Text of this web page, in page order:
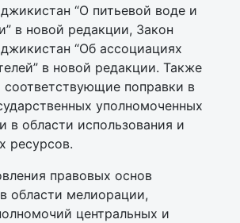
“О питьевой воде и
в новой редакции, Закон
“Об ассоциациях
в новой редакции. Также
соответствующие поправки в
уполномоченных
в области использования и
ресурсов.
правовых основ
области мелиорации,
центральных и